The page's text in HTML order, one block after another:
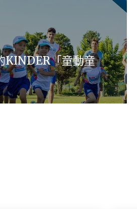
KINDER「童動童
兒童的企業社會責任計劃